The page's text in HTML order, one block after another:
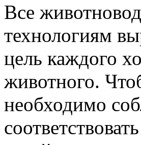
Все
технологиям
цель каждого
животного.
необходимо